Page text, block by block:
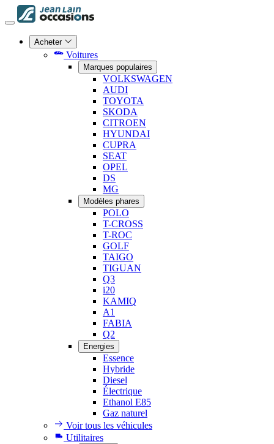
Acheter
Voitures
Marques populaires
VOLKSWAGEN
AUDI
TOYOTA
SKODA
CITROEN
HYUNDAI
CUPRA
SEAT
OPEL
DS
MG
Modèles phares
POLO
T-CROSS
T-ROC
GOLF
TAIGO
TIGUAN
Q3
i20
KAMIQ
A1
FABIA
Q2
Energies
Essence
Hybride
Diesel
Électrique
Ethanol E85
Gaz naturel
Voir tous les véhicules
Utilitaires